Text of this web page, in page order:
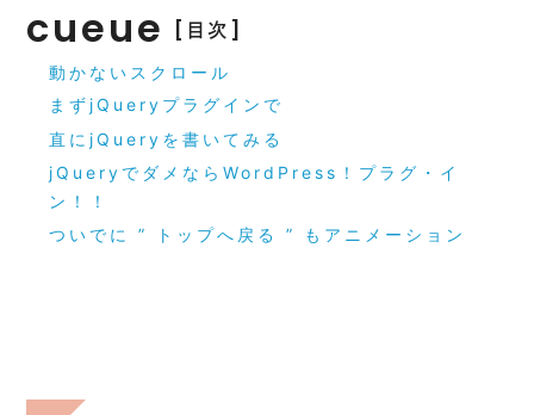
cueue [目次]
動かないスクロール
まずjQueryプラグインで
直にjQueryを書いてみる
jQueryでダメならWordPress！プラグ・イ
ン！！
ついでに ” トップへ戻る ” もアニメーション